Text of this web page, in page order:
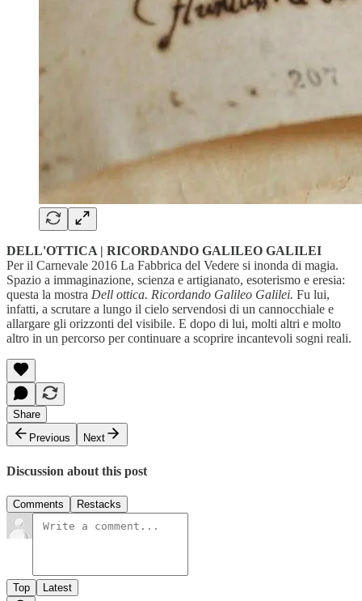
DELL'OTTICA | RICORDANDO GALILEO GALILEI
Per il Carnevale 2016 La Fabbrica del Vedere si inonda di magia.
Spazio a immaginazione, scienza e artigianato, esoterismo e eresia:
questa la mostra Dell ottica. Ricordando Galileo Galilei. Fu lui,
infatti, a scrutare a lungo il cielo servendosi di un cannocchiale e
allargare gli orizzonti del visibile. E dopo di lui, molti altri e molto
altro in un percorso per continuare a scoprire incantevoli sogni reali.
Share
Previous
Next
Discussion about this post
Comments Restacks
Top Latest